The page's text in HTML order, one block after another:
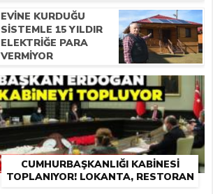
EVINE KURDUĞU
SISTEMLE 15 YILDIR
ELEKTRIĞE PARA
VERMIYOR
CUMHURBAŞKANLIĞI KABINESI
TOPLANIYOR! LOKANTA, RESTORAN